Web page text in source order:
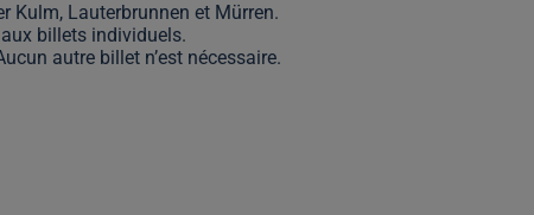
Kulm, Lauterbrunnen et Mürren.
billets individuels.
autre billet n’est nécessaire.